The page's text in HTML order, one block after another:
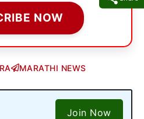
NOW
MARATHI NEWS
Join Now